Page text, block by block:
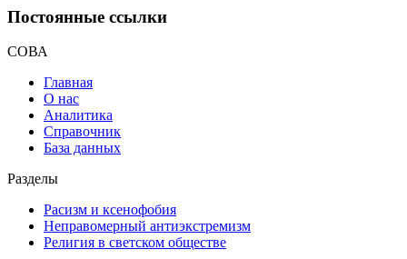
Постоянные ссылки
СОВА
Главная
О нас
Аналитика
Справочник
База данных
Разделы
Расизм и ксенофобия
Неправомерный антиэкстремизм
Религия в светском обществе